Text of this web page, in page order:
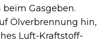
Gasgeben.
Ölverbrennung hin,
Luft-Kraftstoff-